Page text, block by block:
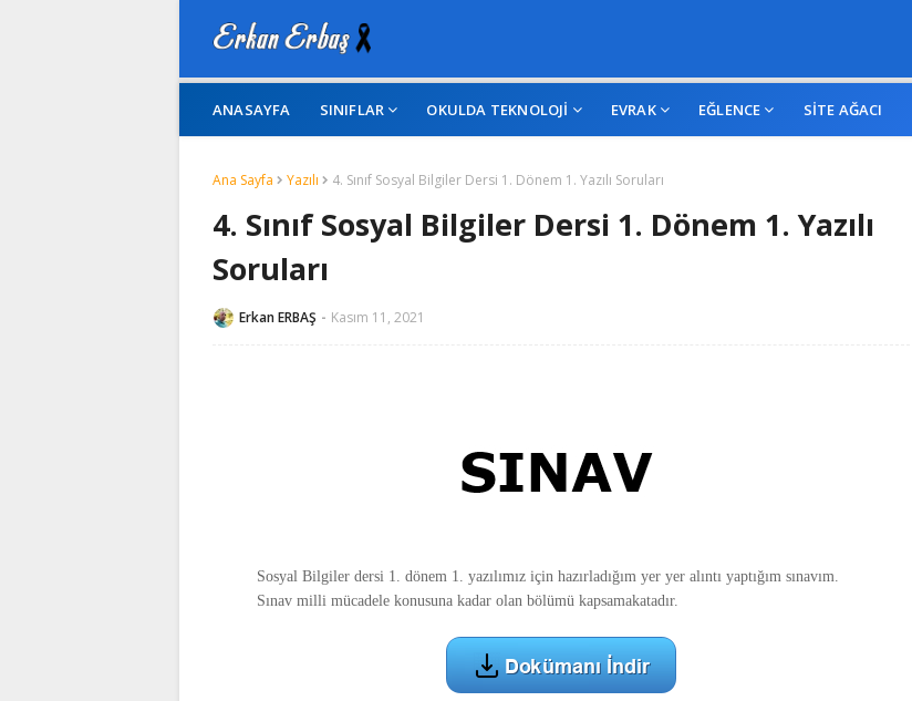
ANASAYFA SINIFLAR OKULDA TEKNOLOJİ EVRAK EĞLENCE SİTE AĞACI
Ana Sayfa Yazılı 4. Sınıf Sosyal Bilgiler Dersi 1. Dönem 1. Yazılı Soruları
4. Sınıf Sosyal Bilgiler Dersi 1. Dönem 1. Yazılı
Soruları
Erkan ERBAŞ Kasım 11, 2021
Sosyal Bilgiler dersi 1. dönem 1. yazılımız için hazırladığım yer yer alıntı yaptığım sınavım.
Sınav milli mücadele konusuna kadar olan bölümü kapsamakatadır.